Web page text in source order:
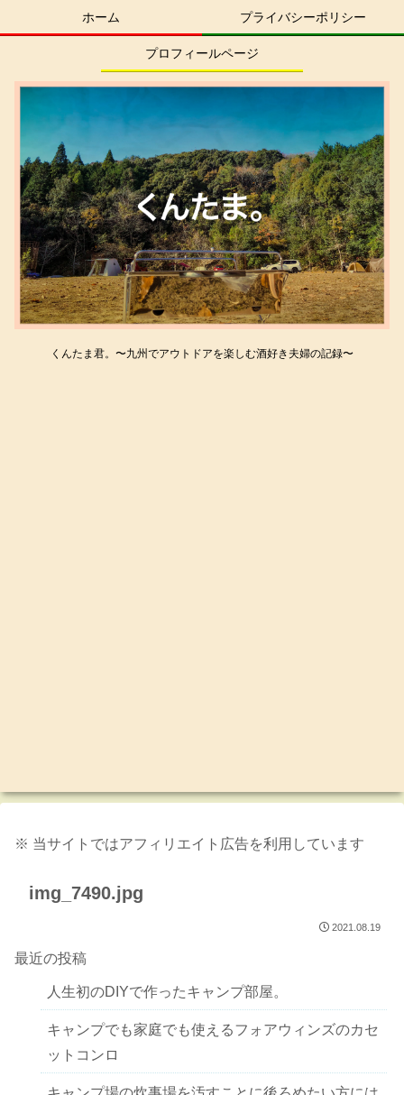
くんたま君。〜九州でアウトドアを楽しむ酒好き夫婦の記録〜
ホーム プライバシーポリシー
プロフィールページ
※ 当サイトではアフィリエイト広告を利用しています
img_7490.jpg
2021.08.19
最近の投稿
人生初のDIYで作ったキャンプ部屋。
キャンプでも家庭でも使えるフォアウィンズのカセ
ットコンロ